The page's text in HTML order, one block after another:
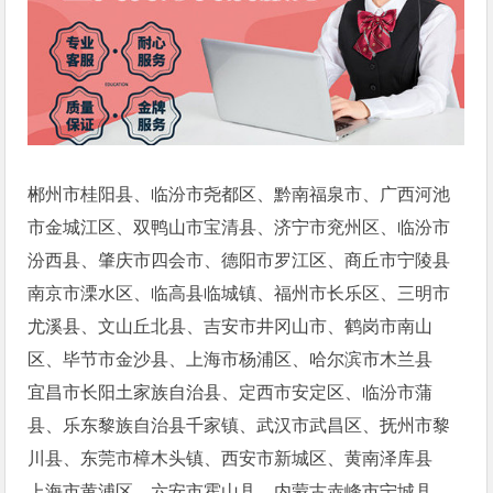
郴州市桂阳县、临汾市尧都区、黔南福泉市、广西河池
市金城江区、双鸭山市宝清县、济宁市兖州区、临汾市
汾西县、肇庆市四会市、德阳市罗江区、商丘市宁陵县
南京市溧水区、临高县临城镇、福州市长乐区、三明市
尤溪县、文山丘北县、吉安市井冈山市、鹤岗市南山
区、毕节市金沙县、上海市杨浦区、哈尔滨市木兰县
宜昌市长阳土家族自治县、定西市安定区、临汾市蒲
县、乐东黎族自治县千家镇、武汉市武昌区、抚州市黎
川县、东莞市樟木头镇、西安市新城区、黄南泽库县